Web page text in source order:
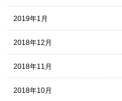
2019年1月
2018年12月
2018年11月
2018年10月